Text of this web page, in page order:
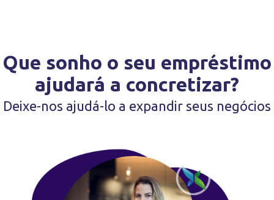
Que sonho o seu empréstimo
ajudará a concretizar?
Deixe-nos ajudá-lo a expandir seus negócios